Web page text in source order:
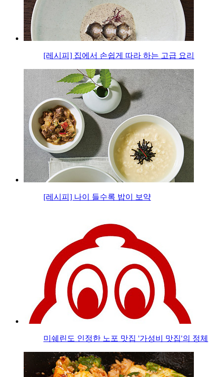
[레시피] 집에서 손쉽게 따라 하는 고급 요리
[레시피] 나이 들수록 밥이 보약
미쉐린도 인정한 노포 맛집 '가성비 맛집'의 정체